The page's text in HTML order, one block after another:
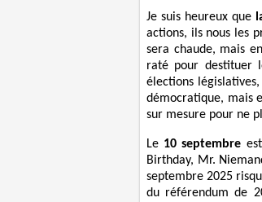
Je suis heureux que
actions, ils nous les
sera chaude, mais
raté pour destituer
élections
démocratique, mais
sur mesure pour ne
Le 10 septembre
Birthday, Mr.
septembre 2025
du référendum de